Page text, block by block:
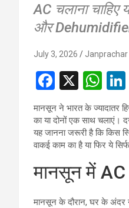
AC चलाना
और
July 3, 2026 Janprachar
F
a
ce
b
o
o
k
X
W
h
at
s
A
p
p
मानसून ने भारत के ज्यादातर
का या दोनों एक साथ
यह जानना जरूरी है कि किस
वाकई काम का है या फिर ये
मानसून में
मानसून के दौरान, घर के अंदर